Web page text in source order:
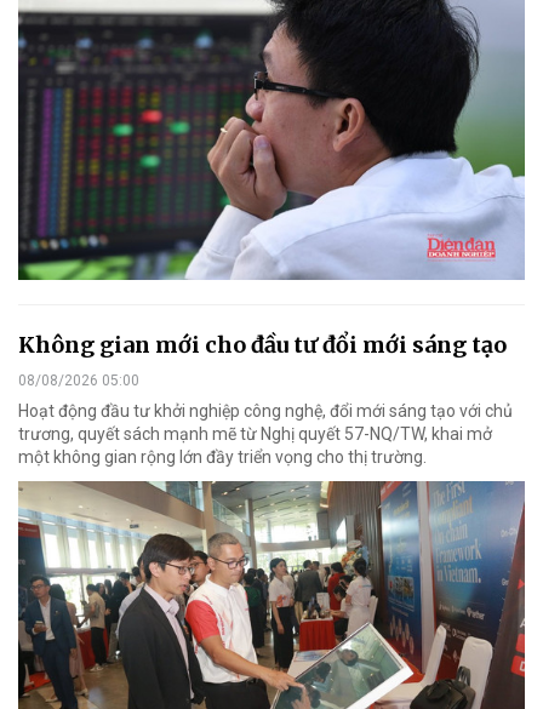
Không gian mới cho đầu tư đổi mới sáng tạo
08/08/2026 05:00
Hoạt động đầu tư khởi nghiệp công nghệ, đổi mới sáng tạo với chủ
trương, quyết sách mạnh mẽ từ Nghị quyết 57-NQ/TW, khai mở
một không gian rộng lớn đầy triển vọng cho thị trường.